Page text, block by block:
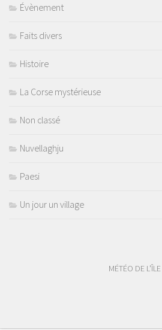
Évènement
Faits divers
Histoire
La Corse mystérieuse
Non classé
Nuvellaghju
Paesi
Un jour un village
MÉTÉO DE L'ÎLE